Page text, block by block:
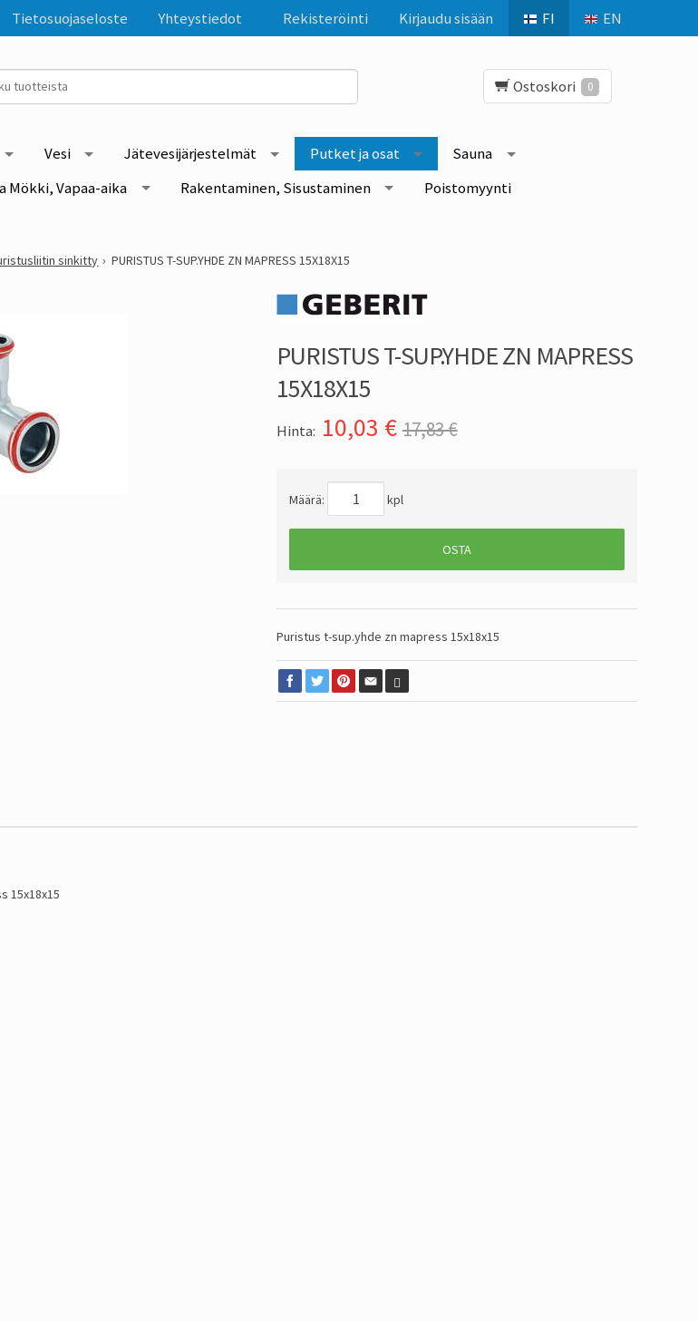
FI EN
Rekisteröinti Kirjaudu sisään
Tietosuojaseloste Yhteystiedot
Ostoskori 0
Vesi Jätevesijärjestelmät Putket ja osat
Sauna
Mökki, Vapaa-aika Rakentaminen, Sisustaminen
Poistomyynti
sinkitty PURISTUS T-SUP.YHDE ZN MAPRESS 15X18X15
PURISTUS T-SUP.YHDE ZN MAPRESS
15X18X15
Hinta: 10,03 € 17,83 €
Määrä: kpl
OSTA
Puristus t-sup.yhde zn mapress 15x18x15
15x18x15